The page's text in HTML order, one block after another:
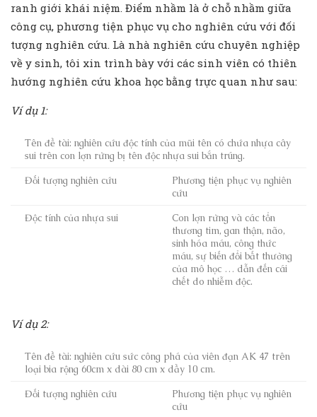
ranh giới khái niệm. Điểm nhầm là ở chỗ nhầm giữa
công cụ, phương tiện phục vụ cho nghiên cứu với đối
tượng nghiên cứu. Là nhà nghiên cứu chuyên nghiệp
về y sinh, tôi xin trình bày với các sinh viên có thiên
hướng nghiên cứu khoa học bằng trực quan như sau:
Ví dụ 1:
Tên đề tài: nghiên cứu độc tính của mũi tên có chứa nhựa cây
sui trên con lợn rừng bị tên độc nhựa sui bắn trúng.
Đối tượng nghiên cứu
Phương tiện phục vụ nghiên
cứu
Độc tính của nhựa sui
Con lợn rừng và các tổn
thương tim, gan thận, não,
sinh hóa máu, công thức
máu, sự biến đổi bất thường
của mô học … dẫn đến cái
chết do nhiễm độc.
Ví dụ 2:
Tên đề tài: nghiên cứu sức công phá của viên đạn AK 47 trên
loại bia rộng 60cm x dài 80 cm x dầy 10 cm.
Đối tượng nghiên cứu
Phương tiện phục vụ nghiên
cứu